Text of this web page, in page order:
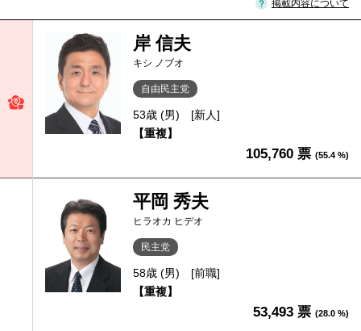
掲載内容について
岸 信夫
キシ ノブオ
自由民主党
53歳 (男)
[新人]
【重複】
105,760 票 (55.4 %)
平岡 秀夫
ヒラオカ ヒデオ
民主党
58歳 (男)
[前職]
【重複】
53,493 票 (28.0 %)